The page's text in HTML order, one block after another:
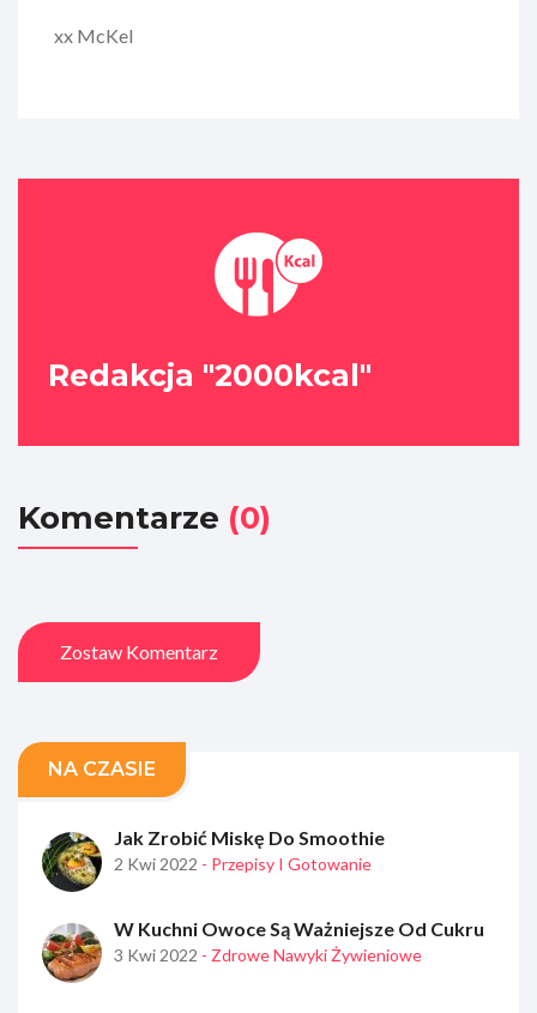
xx McKel
Redakcja "2000kcal"
Komentarze (0)
Zostaw Komentarz
NA CZASIE
Jak Zrobić Miskę Do Smoothie
2 Kwi 2022 - Przepisy I Gotowanie
W Kuchni Owoce Są Ważniejsze Od Cukru
3 Kwi 2022 - Zdrowe Nawyki Żywieniowe